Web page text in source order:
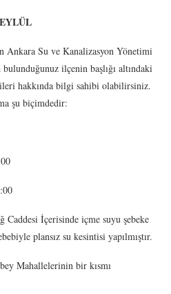
Ankara Su ve Kanalizasyon Yönetimi
ilçenin başlığı altındaki
hakkında bilgi sahibi olabilirsiniz.
şu biçimdedir:
Caddesi İçerisinde içme suyu şebeke
plansız su kesintisi yapılmıştır.
Mahallelerinin bir kısmı